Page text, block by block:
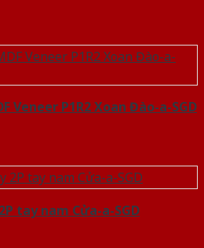
Veneer P1R2 Xoan Đào-a-SGD
tay nam Cửa-a-SGD